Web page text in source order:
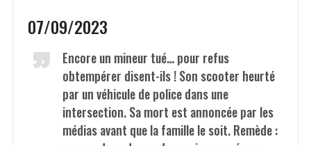
07/09/2023
Encore un mineur tué… pour refus
obtempérer disent-ils ! Son scooter heurté
par un véhicule de police dans une
intersection. Sa mort est annoncée par les
médias avant que la famille le soit. Remède :